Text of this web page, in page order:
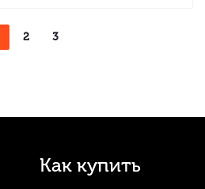
2 3
Как купить